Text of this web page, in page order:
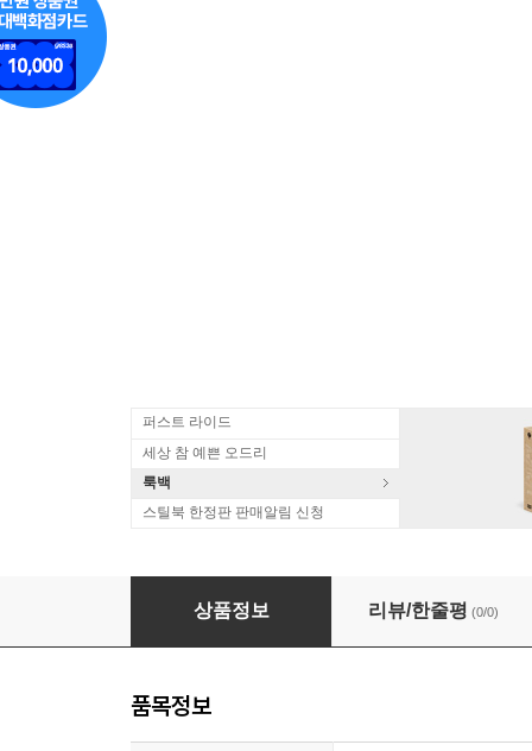
퍼스트 라이드
세상 참 예쁜 오드리
룩백
스틸북 한정판 판매알림 신청
Jane Remover - Revengeseekerz (US
상품정보 리뷰/한줄평 (0/0)
품목정보